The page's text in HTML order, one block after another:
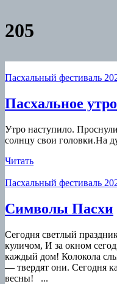
Menu
205
Пасхальный фестиваль
Пасхальное утро
Утро наступило.
солнцу свои головки.На
ЧитатьЧитать
Пасхальный фестиваль
Символы Пасхи
Сегодня светлый
куличом, И за окном
каждый дом! Колокола
— твердят они. Сегодня
весны! ...